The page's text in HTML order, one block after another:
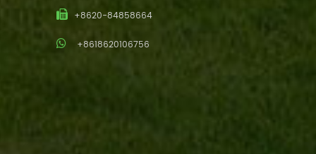
+8620-84858664
+8618620106756